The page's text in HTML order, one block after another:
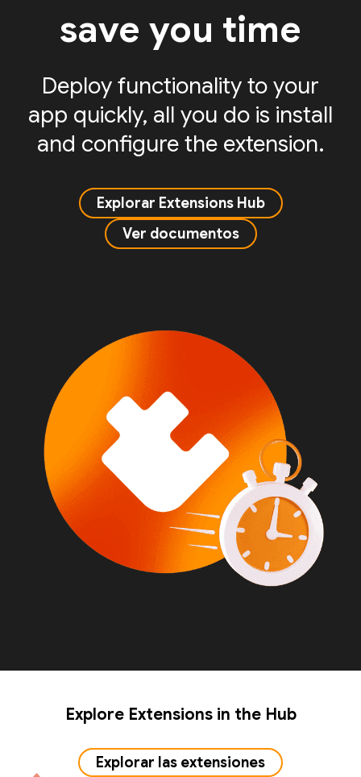
save you time
Deploy functionality to your
app quickly, all you do is install
and configure the extension.
Explorar Extensions Hub
Ver documentos
Explore Extensions in the Hub
Explorar las extensiones